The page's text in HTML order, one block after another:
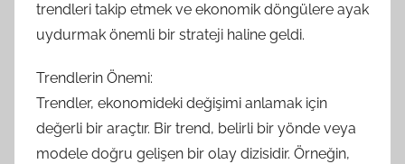
trendleri takip etmek ve ekonomik döngülere ayak
uydurmak önemli bir strateji haline geldi.
Trendlerin Önemi:
Trendler, ekonomideki değişimi anlamak için
değerli bir araçtır. Bir trend, belirli bir yönde veya
modele doğru gelişen bir olay dizisidir. Örneğin,